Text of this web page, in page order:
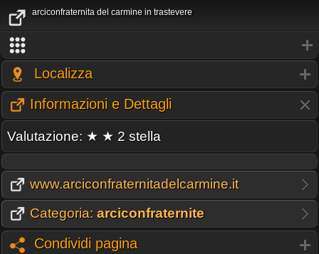
arciconfraternita del carmine in trastevere
Localizza
Informazioni e Dettagli
Valutazione: ★ ★ 2 stella
www.arciconfraternitadelcarmine.it
Categoria: arciconfraternite
Condividi pagina